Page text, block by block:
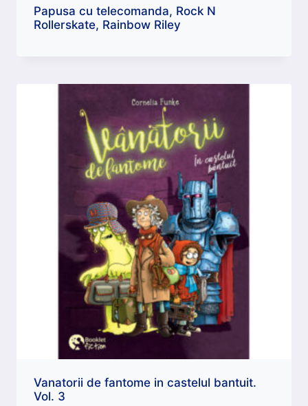
Papusa cu telecomanda, Rock N
Rollerskate, Rainbow Riley
Vanatorii de fantome in castelul bantuit.
Vol. 3